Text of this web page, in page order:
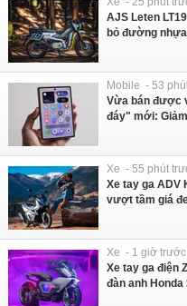
AJS Leten
bỏ đường
Mobile - 53
Vừa bán được
đáy" mới:
Xe - 55 phút
Xe tay ga ADV
vượt tầm giá
Xe - 1 giờ trước
Xe tay ga điện
đàn anh